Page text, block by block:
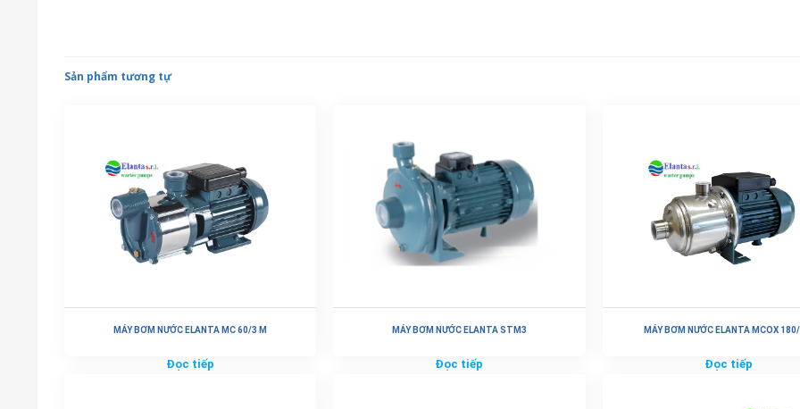
Sản phẩm tương tự
MÁY BƠM NƯỚC ELANTA MC 60/3 M
Đọc tiếp
MÁY BƠM NƯỚC ELANTA STM3
Đọc tiếp
MÁY BƠM NƯỚC ELANTA MCOX
Đọc tiếp